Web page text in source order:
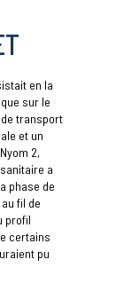
en la
sur le
de transport
et un
2,
a
phase de
fil de
profil
certains
pu